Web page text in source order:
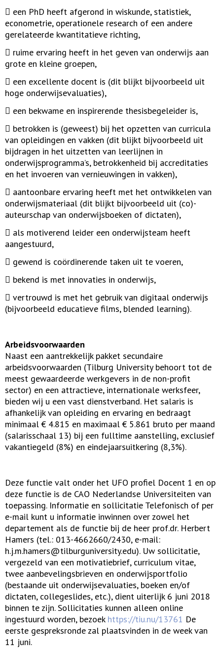
 een PhD heeft afgerond in wiskunde, statistiek,
econometrie, operationele research of een andere
gerelateerde kwantitatieve richting,
 ruime ervaring heeft in het geven van onderwijs aan
grote en kleine groepen,
 een excellente docent is (dit blijkt bijvoorbeeld uit
hoge onderwijsevaluaties),
 een bekwame en inspirerende thesisbegeleider is,
 betrokken is (geweest) bij het opzetten van curricula
van opleidingen en vakken (dit blijkt bijvoorbeeld uit
bijdragen in het uitzetten van leerlijnen in
onderwijsprogramma’s, betrokkenheid bij accreditaties
en het invoeren van vernieuwingen in vakken),
 aantoonbare ervaring heeft met het ontwikkelen van
onderwijsmateriaal (dit blijkt bijvoorbeeld uit (co)-
auteurschap van onderwijsboeken of dictaten),
 als motiverend leider een onderwijsteam heeft
aangestuurd,
 gewend is coördinerende taken uit te voeren,
 bekend is met innovaties in onderwijs,
 vertrouwd is met het gebruik van digitaal onderwijs
(bijvoorbeeld educatieve films, blended learning).
Arbeidsvoorwaarden
Naast een aantrekkelijk pakket secundaire
arbeidsvoorwaarden (Tilburg University behoort tot de
meest gewaardeerde werkgevers in de non-profit
sector) en een attractieve, internationale werksfeer,
bieden wij u een vast dienstverband. Het salaris is
afhankelijk van opleiding en ervaring en bedraagt
minimaal € 4.815 en maximaal € 5.861 bruto per maand
(salarisschaal 13) bij een fulltime aanstelling, exclusief
vakantiegeld (8%) en eindejaarsuitkering (8,3%).
Deze functie valt onder het UFO profiel Docent 1 en op
deze functie is de CAO Nederlandse Universiteiten van
toepassing. Informatie en sollicitatie Telefonisch of per
e-mail kunt u informatie inwinnen over zowel het
departement als de functie bij de heer prof.dr. Herbert
Hamers (tel.: 013-4662660/2430, e-mail:
h.j.m.hamers@tilburguniversity.edu). Uw sollicitatie,
vergezeld van een motivatiebrief, curriculum vitae,
twee aanbevelingsbrieven en onderwijsportfolio
(bestaande uit onderwijsevaluaties, boeken en/of
dictaten, collegeslides, etc.), dient uiterlijk 6 juni 2018
binnen te zijn. Sollicitaties kunnen alleen online
ingestuurd worden, bezoek https://tiu.nu/13761 De
eerste gespreksronde zal plaatsvinden in de week van
11 juni.